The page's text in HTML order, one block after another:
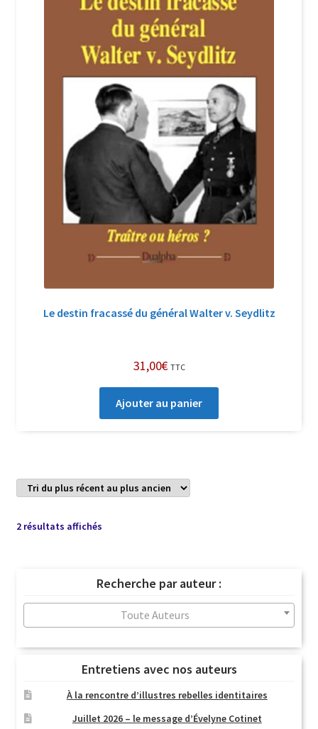
Le destin fracassé du général Walter v. Seydlitz
31,00€ TTC
Ajouter au panier
2 résultats affichésTrié
au
plus
ancien
Recherche par auteur :
Toute Auteurs
Entretiens avec nos auteurs
À la rencontre d’illustres rebelles identitaires
Juillet 2026 – le message d’Évelyne Cotinet